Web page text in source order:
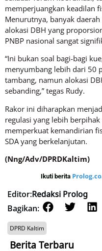
memperjuangkan keadilan
Menurutnya, banyak
alokasi DBH yang
PNBP nasional sangat
“Ini bukan soal bagi-bagi
menyumbang lebih dari 50
tambang, namun alokasi
sebanding,” tegas Rudy.
Rakor ini diharapkan
regulasi yang lebih
memperkuat kemandirian
SDA yang berkelanjutan.
(Nng/Adv/DPRDKaltim)
Ikuti berita
Editor:Redaksi Prolog
Bagikan:
DPRD Kaltim
Berita Terbaru